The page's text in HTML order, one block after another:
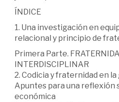
ÍNDICE
1. Una investigación en
relacional y principio de
Primera Parte.
INTERDISCIPLINAR
2. Codicia y fraternidad en
Apuntes para una reflexión
económica